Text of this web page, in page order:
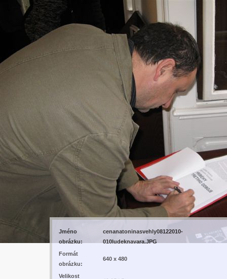
Jméno
obrázku:
cenanatoninasvehly08122010-
010ludeknavara.JPG
Formát
obrázku:
640 x 480
Velikost